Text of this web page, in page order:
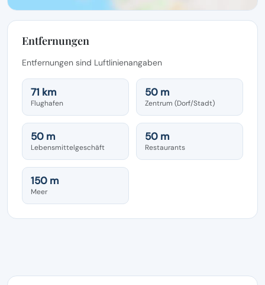
Entfernungen
Entfernungen sind Luftlinienangaben
71 km
Flughafen
50 m
Zentrum (Dorf/Stadt)
50 m
Lebensmittelgeschäft
50 m
Restaurants
150 m
Meer